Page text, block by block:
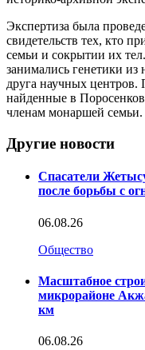
Экспертиза была
свидетельств тех, кто
семьи и сокрытии их
занимались генетики из
друга научных центров.
найденные в
членам монаршей семьи.
Другие новости
Спасатели
после борьбы с
06.08.26
Общество
Масштабное
микрорайоне
км
06.08.26